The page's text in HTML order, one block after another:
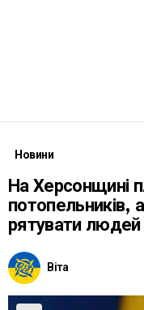
Новини
На Херсонщині
потопельників,
рятувати
Віта